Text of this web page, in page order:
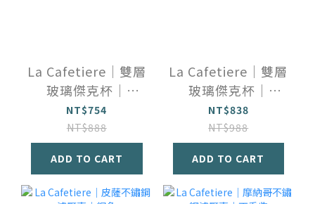
La Cafetiere｜雙層
玻璃傑克杯｜
300ml(2入)
NT$754
NT$888
ADD TO CART
La Cafetiere｜雙層
玻璃傑克杯｜
350ml (2入)
NT$838
NT$988
ADD TO CART